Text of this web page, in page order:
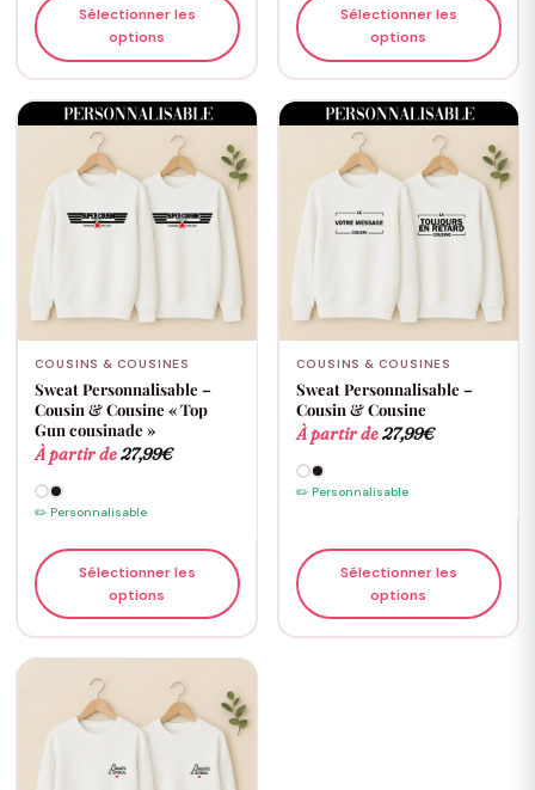
Sélectionner les
options
Sélectionner les
options
COUSINS & COUSINES
Sweat Personnalisable –
Cousin & Cousine « Top
Gun cousinade »
À partir de27,99€
✏️ Personnalisable
Sélectionner les
options
COUSINS & COUSINES
Sweat Personnalisable –
Cousin & Cousine
À partir de27,99€
✏️ Personnalisable
Sélectionner les
options